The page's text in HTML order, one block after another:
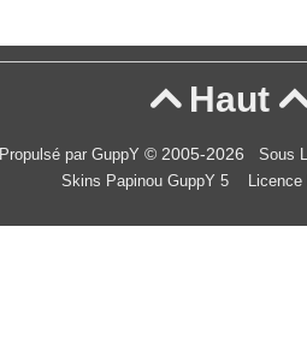
Haut 
Propulsé par GuppY © 2005-2026
Sous
Skins Papinou GuppY 5
Licence